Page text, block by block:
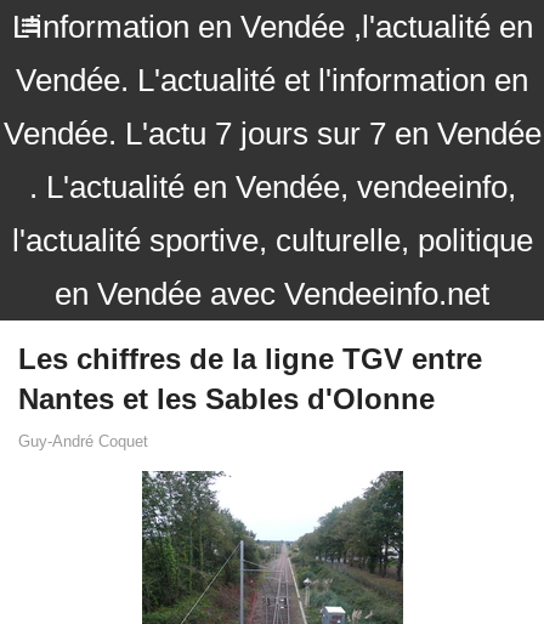
L'information en Vendée ,l'actualité en
Vendée. L'actualité et l'information en
Vendée. L'actu 7 jours sur 7 en Vendée
. L'actualité en Vendée, vendeeinfo,
l'actualité sportive, culturelle, politique
en Vendée avec Vendeeinfo.net
Les chiffres de la ligne TGV entre
Nantes et les Sables d'Olonne
Guy-André Coquet